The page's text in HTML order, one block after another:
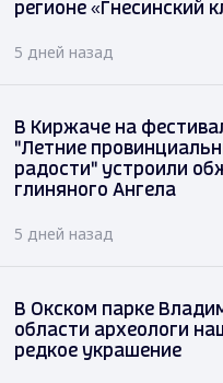
регионе «Гнесинский
5 дней назад
В Киржаче на
"Летние
радости" устроили
глиняного Ангела
5 дней назад
В Окском парке
области археологи
редкое украшение